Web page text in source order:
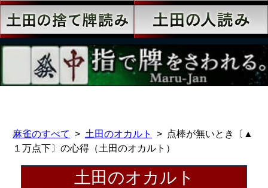
麻雀のすべて 土田のオカルト
点棒が無いとき〔▲
１万点下〕の心得（土田のオカルト）
土田のオカルト